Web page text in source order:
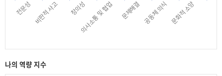
전문성 비판적 사고 창의성의사소통 및 협업 문제해결 공동체 의식문화적 소양
나의 역량 지수